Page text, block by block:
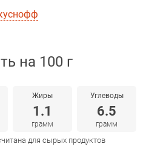
на 100 г
Жиры
1.1
грамм
Углеводы
6.5
грамм
для сырых продуктов